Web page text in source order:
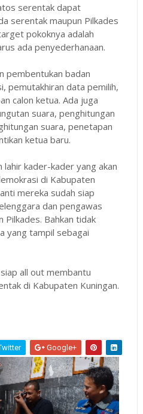
serentak dapat
serentak maupun Pilkades
pokoknya adalah
ada penyederhanaan.
pembentukan badan
pemutakhiran data pemilih,
calon ketua. Ada juga
suara, penghitungan
suara, penetapan
ketua baru.
lahir kader-kader yang akan
di Kabupaten
mereka sudah siap
dan pengawas
Pilkades. Bahkan tidak
yang tampil sebagai
all out membantu
di Kabupaten Kuningan.
Google+